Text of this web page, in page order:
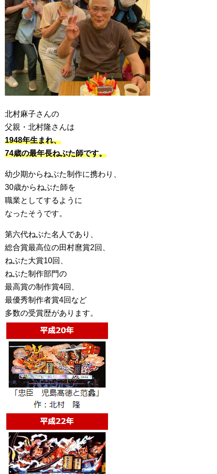
北村麻子さんの
父親・北村隆さんは
1948年生まれ、
74歳の最年長ねぶた師です。
幼少期からねぶた制作に携わり、
30歳からねぶた師を
職業としてするように
なったそうです。
第六代ねぶた名人であり、
総合賞最高位の田村麿賞2回、
ねぶた大賞10回、
ねぶた制作部門の
最高賞の制作賞4回、
最優秀制作者賞4回など
多数の受賞歴があります。